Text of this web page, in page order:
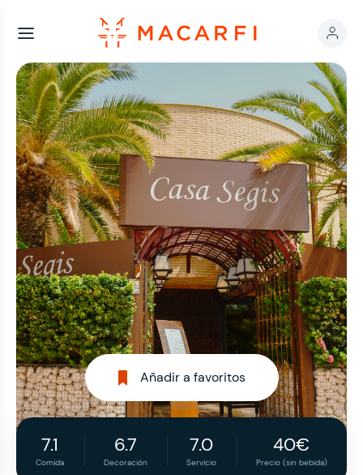
Añadir a favoritos
7.1
Comida
6.7
Decoración
7.0
Servicio
40€
Precio (sin bebida)